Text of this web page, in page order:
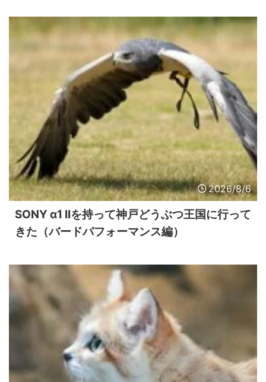
2026/8/6
SONY α1 IIを持って神戸どうぶつ王国に行って
きた（バードパフォーマンス編）